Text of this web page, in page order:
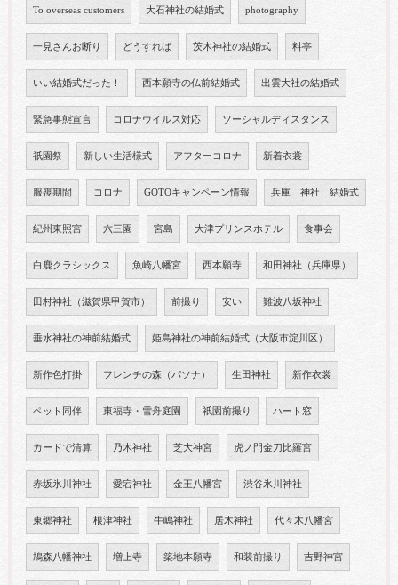
To overseas customers 大石神社の結婚式 photography
一見さんお断り どうすれば 茨木神社の結婚式 料亭
いい結婚式だった！ 西本願寺の仏前結婚式 出雲大社の結婚式
緊急事態宣言 コロナウイルス対応 ソーシャルディスタンス
祇園祭 新しい生活様式 アフターコロナ 新着衣裳
服喪期間 コロナ GOTOキャンペーン情報 兵庫 神社 結婚式
紀州東照宮 六三園 宮島 大津プリンスホテル 食事会
白鹿クラシックス 魚崎八幡宮 西本願寺 和田神社（兵庫県）
田村神社（滋賀県甲賀市） 前撮り 安い 難波八坂神社
垂水神社の神前結婚式 姫島神社の神前結婚式（大阪市淀川区）
新作色打掛 フレンチの森（パソナ） 生田神社 新作衣裳
ペット同伴 東福寺・雪舟庭園 祇園前撮り ハート窓
カードで清算 乃木神社 芝大神宮 虎ノ門金刀比羅宮
赤坂氷川神社 愛宕神社 金王八幡宮 渋谷氷川神社
東郷神社 根津神社 牛嶋神社 居木神社 代々木八幡宮
鳩森八幡神社 増上寺 築地本願寺 和装前撮り 吉野神宮